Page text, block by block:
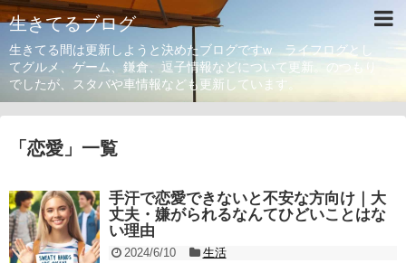
生きてるブログ
生きてる間は更新しようと決めたブログですw ライフログとし
てグルメ、ゲーム、鎌倉、逗子情報などについて更新。のつもり
でしたが、スタバや車情報なども更新しています。
「 恋愛 」 一覧
手汗で恋愛できないと不安な方向け｜大
丈夫・嫌がられるなんてひどいことはな
い理由
2024/6/10
生活